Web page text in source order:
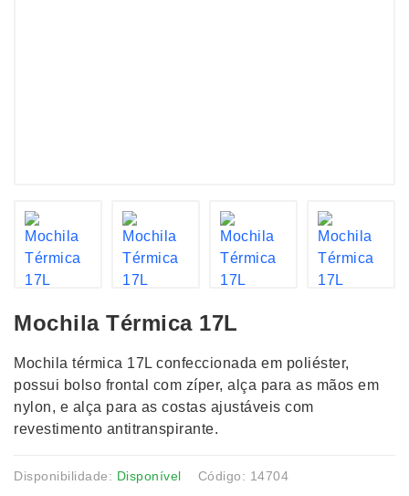
Mochila Térmica 17L
Mochila térmica 17L confeccionada em poliéster,
possui bolso frontal com zíper, alça para as mãos em
nylon, e alça para as costas ajustáveis com
revestimento antitranspirante.
Disponibilidade: Disponível Código: 14704